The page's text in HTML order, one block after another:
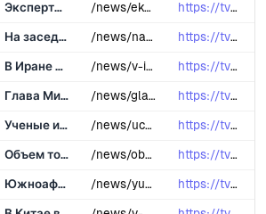
Эксперты выявили ключевые тренды развития энергетики Африки на международной конференции /news/eksperty-vyyavili-klyuchevye-trendy-razvitiya-energetiki-afriki-na-mezhdunarodnoy-konferentsii/ https://tvbrics.com/news/eksperty-vyy...
На заседании межправсовета ЕАЭС в Казахстане заявили о росте ВВП стран союза на 4% /news/na-zasedanii-mezhpravsoveta-eaes-v-kazakhstane-zayavili-o-roste-vvp-stran-soyuza-na-4/ https://tvbrics.com/news/na-zasedanii...
В Иране разработали умный ошейник для крупного рогатого скота /news/v-irane-razrabotali-umnyy-osheynik-dlya-skota/ https://tvbrics.com/news/v-irane-razr...
Глава Минсельхоза РФ заявила о рекордном урожае риса, сои и рапса в 2024 году /news/glava-minselkhoza-rf-zayavila-o-rekordnom-urozhae-risa-soi-i-rapsa-v-2024-godu/ https://tvbrics.com/news/glava-minsel...
Ученые из 25 стран обсудили сотрудничество государств глобального Юга на конференции в России /news/uchenye-iz-25-stran-obsudili-sotrudnichestvo-gosudarstv-globalnogo-yuga-na-konferentsii-v-rossii/ https://tvbrics.com/news/uchenye-iz-2...
Объем торговли между Россией и Египтом составил 8 млрд долларов США в 2024 году /news/obem-torgovli-mezhdu-rossiey-i-egiptom-sostavil-8-mlrd-dollarov-ssha-v-2024-godu/ https://tvbrics.com/news/obem-torgovl...
Южноафриканский велосипедист совершит путешествие из Кейптауна в Каир /news/yuzhnoafrikanskiy-velosipedist-sovershit-puteshestvie-iz-keyptauna-v-kair/ https://tvbrics.com/news/yuzhnoafrika...